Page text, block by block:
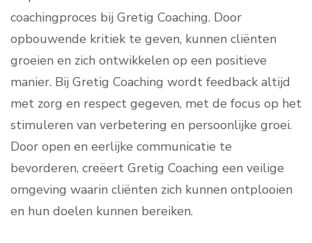
coachingproces bij Gretig Coaching. Door
opbouwende kritiek te geven, kunnen cliënten
groeien en zich ontwikkelen op een positieve
manier. Bij Gretig Coaching wordt feedback altijd
met zorg en respect gegeven, met de focus op het
stimuleren van verbetering en persoonlijke groei.
Door open en eerlijke communicatie te
bevorderen, creëert Gretig Coaching een veilige
omgeving waarin cliënten zich kunnen ontplooien
en hun doelen kunnen bereiken.